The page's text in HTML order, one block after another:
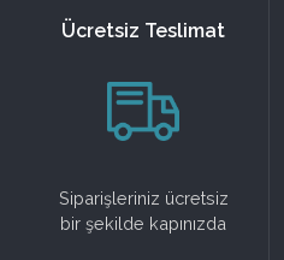
Ücretsiz Teslimat
Siparişleriniz ücretsiz
bir şekilde kapınızda